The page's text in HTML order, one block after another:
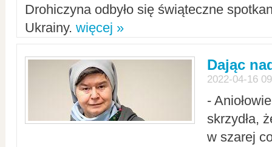
Drohiczyna odbyło się świąteczne
Ukrainy. więcej »
Dając
2022-04-16
-
skrzydła,
w szarej